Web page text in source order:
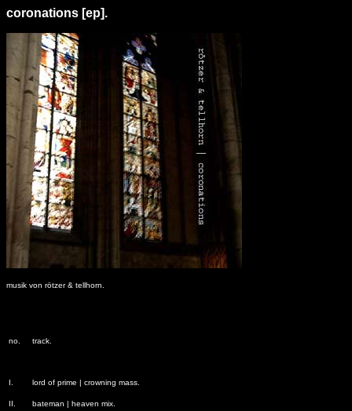
coronations [ep].
musik von rötzer & tellhorn.
no. track.
I. lord of prime | crowning mass.
II. bateman | heaven mix.